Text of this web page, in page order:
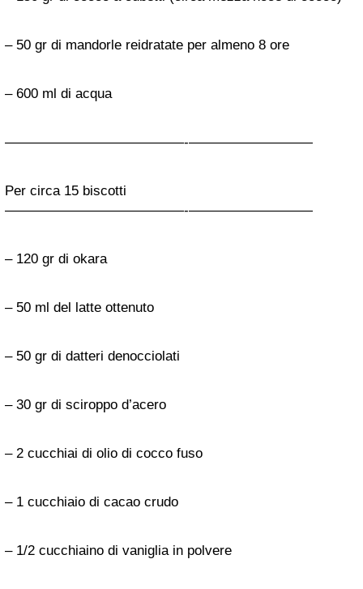
– 50 gr di mandorle reidratate per almeno 8 ore
– 600 ml di acqua
—————————————-­—————————
Per circa 15 biscotti
—————————————-­—————————
– 120 gr di okara
– 50 ml del latte ottenuto
– 50 gr di datteri denocciolati
– 30 gr di sciroppo d’acero
– 2 cucchiai di olio di cocco fuso
– 1 cucchiaio di cacao crudo
– 1/2 cucchiaino di vaniglia in polvere